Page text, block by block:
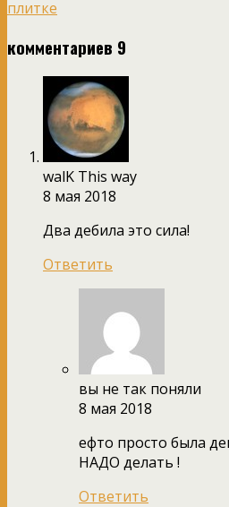
плитке
комментариев 9
walK This way
8 мая 2018
Два дебила это сила!
Ответить
вы не так поняли
8 мая 2018
ефто просто была
НАДО делать !
Ответить